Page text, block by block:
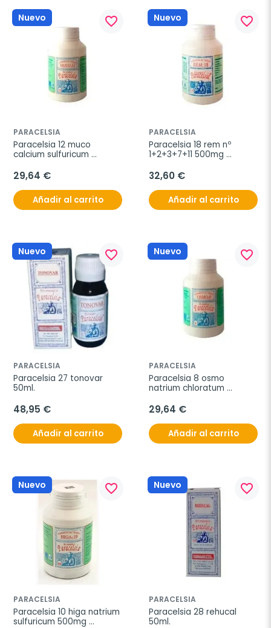
Nuevo favorite_border
PARACELSIA
Paracelsia 12 muco
calcium sulfuricum
29,64 €
Añadir al carrito
Nuevo favorite_border
PARACELSIA
Paracelsia 18 rem nº
1+2+3+7+11 500mg
32,60 €
Añadir al carrito
Nuevo favorite_border
PARACELSIA
Paracelsia 27 tonovar
50ml.
48,95 €
Añadir al carrito
Nuevo favorite_border
PARACELSIA
Paracelsia 8 osmo
natrium chloratum
29,64 €
Añadir al carrito
Nuevo favorite_border
PARACELSIA
Paracelsia 10 higa natrium
sulfuricum 500mg
Nuevo favorite_border
PARACELSIA
Paracelsia 28 rehucal
50ml.